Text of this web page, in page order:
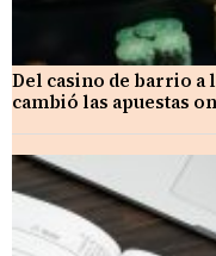
Del casino de barrio a
cambió las apuestas